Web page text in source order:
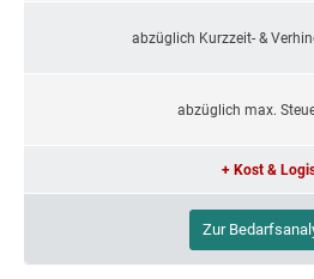
abzüglich Kurzzeit- &
abzüglich max.
+ Kost &
Zur